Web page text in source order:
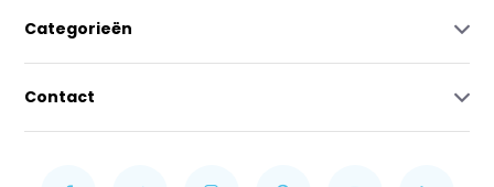
Categorieën
Contact